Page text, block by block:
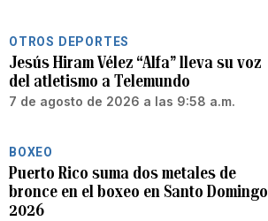
OTROS DEPORTES
Jesús Hiram Vélez “Alfa” lleva su voz
del atletismo a Telemundo
7 de agosto de 2026 a las 9:58 a.m.
BOXEO
Puerto Rico suma dos metales de
bronce en el boxeo en Santo Domingo
2026